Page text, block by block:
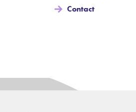
Contact